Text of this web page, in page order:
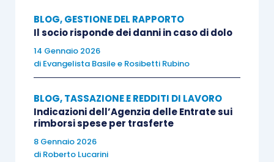
direttivo e di controllo da parte del datore di
committente organizza il lavoro del collaboratore.
Se tale interpretazione dovesse trovare
conferma in giurisprudenza, si applicherebbero le
tutele del lavoro subordinato anche a quei
rapporti di collaborazione continuativa
genuinamente autonomi, ma in cui il committente
BLOG,GESTIONE DEL RAPPORTO
Il socio risponde dei danni in caso di dolo
14 Gennaio 2026
di Evangelista Basilee Rosibetti Rubino
BLOG,TASSAZIONE E REDDITI DI LAVORO
Indicazioni dell’Agenzia delle Entrate sui
rimborsi spese per trasferte
8 Gennaio 2026
di Roberto Lucarini